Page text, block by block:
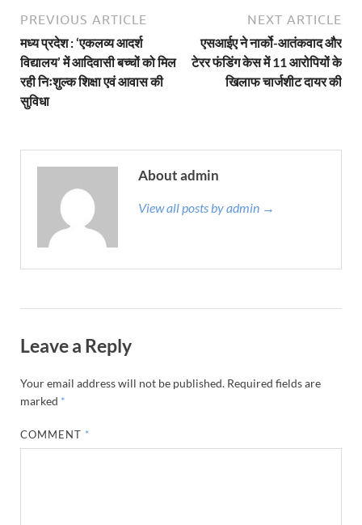
PREVIOUS ARTICLE
मध्य प्रदेश : ‘एकलव्य आदर्श
विद्यालय’ में आदिवासी बच्चों को मिल
रही निःशुल्क शिक्षा एवं आवास की
सुविधा
NEXT ARTICLE
एसआईए ने नार्को-आतंकवाद और
टेरर फंडिंग केस में 11 आरोपियों के
खिलाफ चार्जशीट दायर की
About admin
View all posts by admin →
Leave a Reply
Your email address will not be published. Required fields are
marked *
COMMENT *